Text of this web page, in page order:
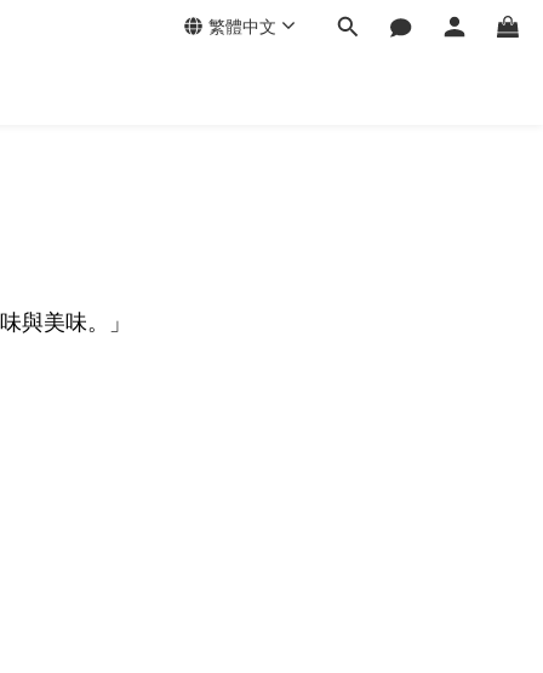
繁體中文
與美味。」